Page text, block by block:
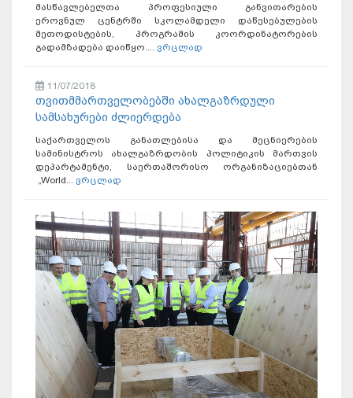
მასწავლებელთა პროფესიული განვითარების
ეროვნულ ცენტრში სკოლამდელი დაწესებულების
მეთოდისტების, პროგრამის კოორდინატორების
გადამზადება დაიწყო.... ვრცლად
11/07/2018
თვითმმართველობებში ახალგაზრდული
სამსახურები ძლიერდება
საქართველოს განათლებისა და მეცნიერების
სამინისტროს ახალგაზრდობის პოლიტიკის მართვის
დეპარტამენტი, საერთაშორისო ორგანიზაციებთან
„World... ვრცლად